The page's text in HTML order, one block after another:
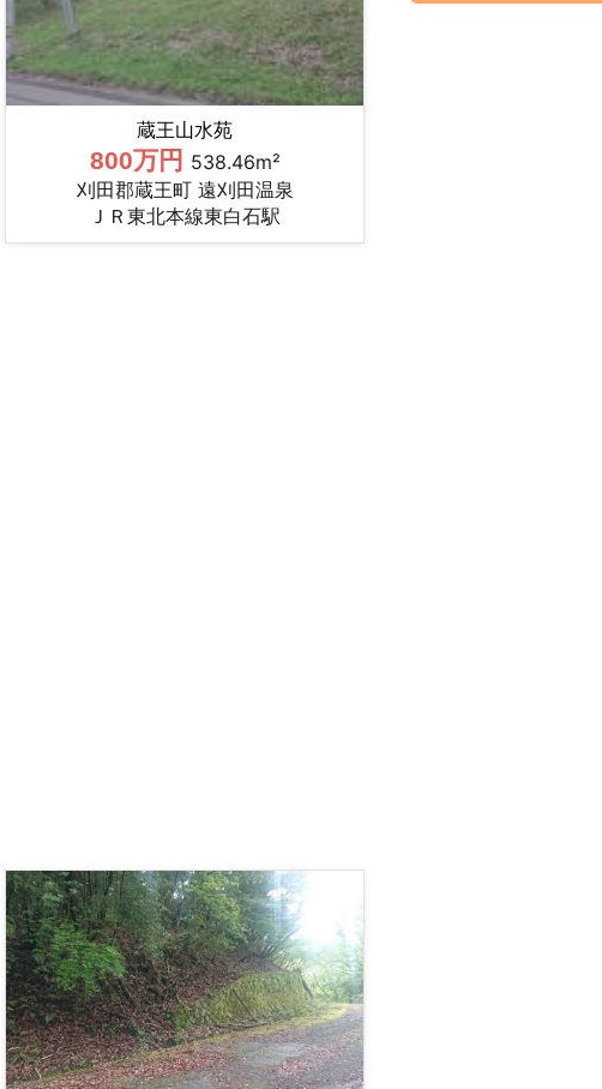
蔵王山水苑
800万円 538.46m²
刈田郡蔵王町 遠刈田温泉
ＪＲ東北本線東白石駅